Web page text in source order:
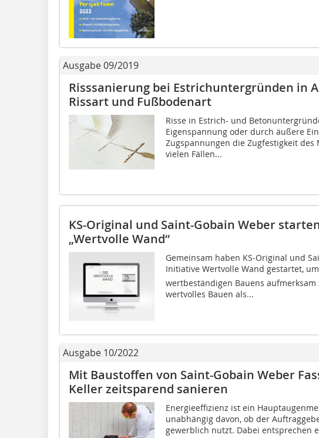
Ausgabe 09/2019
Risssanierung bei Estrichuntergründen in
Rissart und Fußbodenart
Risse in Estrich- und
Eigenspannung oder durch äußere
Zugspannungen die Zugfestigkeit
vielen Fällen...
KS-Original und Saint-Gobain Weber
„Wertvolle Wand“
Gemeinsam haben KS-Original und
Initiative Wertvolle Wand gestartet,
wertbeständigen Bauens aufmerksam
wertvolles Bauen als...
Ausgabe 10/2022
Mit Baustoffen von Saint-Gobain Weber
Keller zeitsparend sanieren
Energieeffizienz ist ein
unabhängig davon, ob der
gewerblich nutzt. Dabei entsprechen